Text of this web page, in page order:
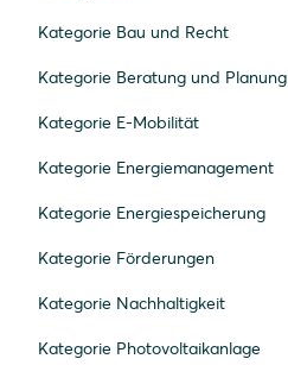
Kategorie Bau und Recht
Kategorie Beratung und Planung
Kategorie E-Mobilität
Kategorie Energiemanagement
Kategorie Energiespeicherung
Kategorie Förderungen
Kategorie Nachhaltigkeit
Kategorie Photovoltaikanlage